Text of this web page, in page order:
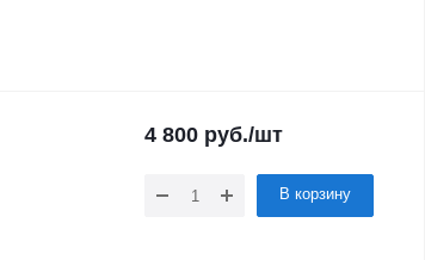
4 800 руб./шт
В корзину